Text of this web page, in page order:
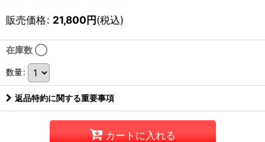
販売価格: 21,800円(税込)
在庫数 ◯
数量:
返品特約に関する重要事項
カートに入れる